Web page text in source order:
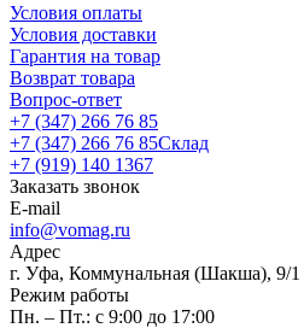
Условия оплаты
Условия доставки
Гарантия на товар
Возврат товара
Вопрос-ответ
+7 (347) 266 76 85
+7 (347) 266 76 85Склад
+7 (919) 140 1367
Заказать звонок
E-mail
info@vomag.ru
Адрес
г. Уфа, Коммунальная (Шакша), 9/1
Режим работы
Пн. – Пт.: с 9:00 до 17:00